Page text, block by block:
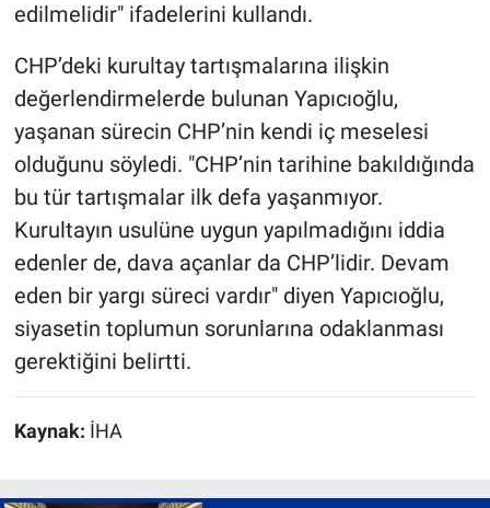
edilmelidir" ifadelerini kullandı.
CHP’deki kurultay tartışmalarına ilişkin
değerlendirmelerde bulunan Yapıcıoğlu,
yaşanan sürecin CHP’nin kendi iç meselesi
olduğunu söyledi. "CHP’nin tarihine bakıldığında
bu tür tartışmalar ilk defa yaşanmıyor.
Kurultayın usulüne uygun yapılmadığını iddia
edenler de, dava açanlar da CHP’lidir. Devam
eden bir yargı süreci vardır" diyen Yapıcıoğlu,
siyasetin toplumun sorunlarına odaklanması
gerektiğini belirtti.
Kaynak: İHA